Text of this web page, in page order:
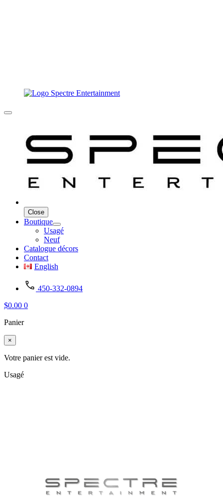
Close
Boutique
Usagé
Neuf
Catalogue décors
Contact
English
450-332-0894
$0.00 0
Panier
×
Votre panier est vide.
Usagé